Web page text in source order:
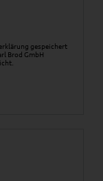
gespeichert
Brod GmbH